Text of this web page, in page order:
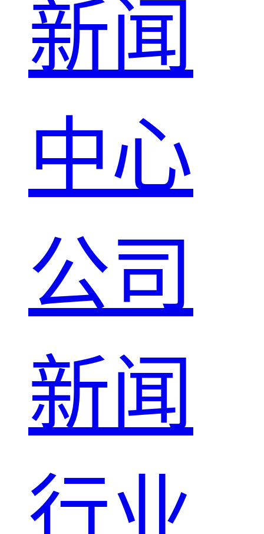
新闻
中心
公司
新闻
行业